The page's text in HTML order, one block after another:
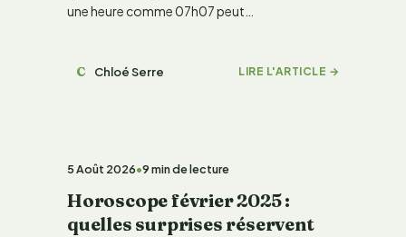
une heure comme 07h07 peut…
C Chloé Serre LIRE L'ARTICLE →
LIFESTYLE & TENDANCE
5 Août 2026•9 min de lecture
Horoscope février 2025 :
quelles surprises réservent